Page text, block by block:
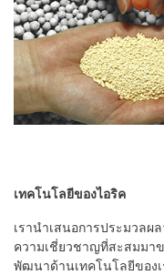
เทคโนโลยีของไอริค
เรานำเสนอการประมวล
ความเชี่ยวชาญที่สะสมมา
พัฒนาด้านเทคโนโลยีของเ